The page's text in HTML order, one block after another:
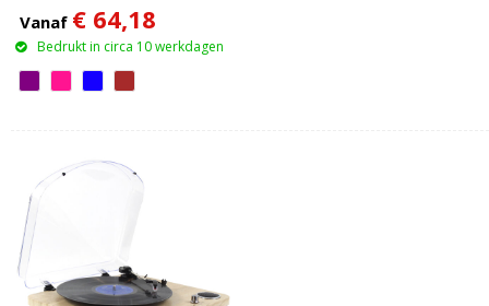
Vanaf € 64,18
Bedrukt in circa 10 werkdagen